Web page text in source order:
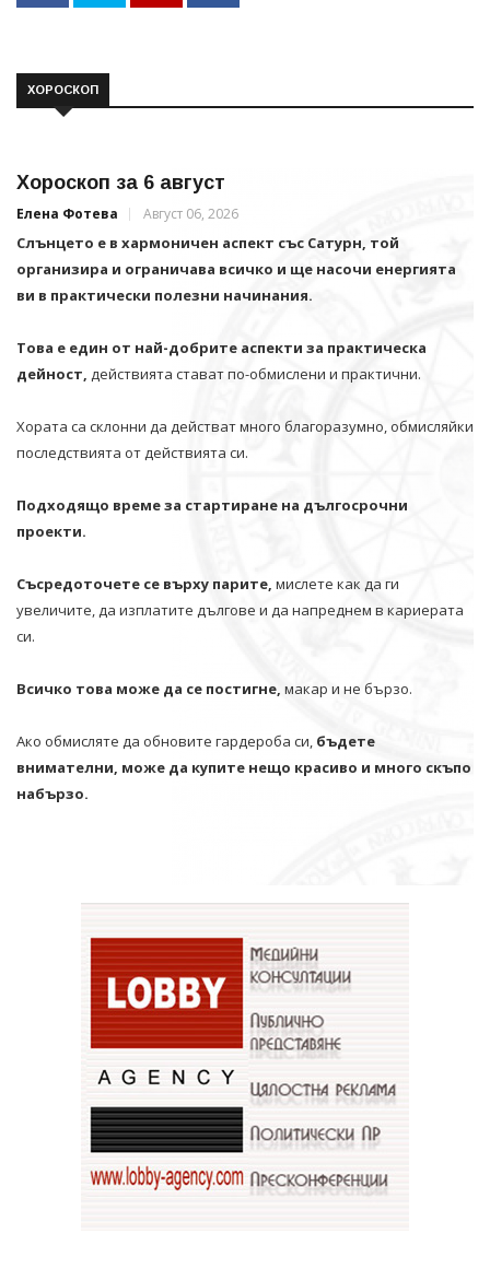
ХОРОСКОП
Хороскоп за 6 август
Елена Фотева Август 06, 2026
Слънцето е в хармоничен аспект със Сатурн, той
организира и ограничава всичко и щe насочи енергията
ви в практически полезни начинания.
Това е един от най-добрите аспекти за практическа
дейност, действията стават по-обмислени и практични.
Хората са склонни да действат много благоразумно, обмисляйки
последствията от действията си.
Подходящо време за стартиране на дългосрочни
проекти.
Съсредоточете се върху парите, мислете как да ги
увеличите, да изплатите дългове и да напреднем в кариерата
си.
Всичко това може да се постигне, макар и не бързо.
Ако обмисляте да обновите гардероба си, бъдете
внимателни, може да купите нещо красиво и много скъпо
набързо.